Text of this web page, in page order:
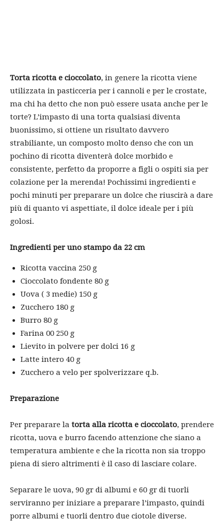
Torta ricotta e cioccolato, in genere la ricotta viene
utilizzata in pasticceria per i cannoli e per le crostate,
ma chi ha detto che non può essere usata anche per le
torte? L’impasto di una torta qualsiasi diventa
buonissimo, si ottiene un risultato davvero
strabiliante, un composto molto denso che con un
pochino di ricotta diventerà dolce morbido e
consistente, perfetto da proporre a figli o ospiti sia per
colazione per la merenda! Pochissimi ingredienti e
pochi minuti per preparare un dolce che riuscirà a dare
più di quanto vi aspettiate, il dolce ideale per i più
golosi.
Ingredienti per uno stampo da 22 cm
Ricotta vaccina 250 g
Cioccolato fondente 80 g
Uova ( 3 medie) 150 g
Zucchero 180 g
Burro 80 g
Farina 00 250 g
Lievito in polvere per dolci 16 g
Latte intero 40 g
Zucchero a velo per spolverizzare q.b.
Preparazione
Per preparare la torta alla ricotta e cioccolato, prendere
ricotta, uova e burro facendo attenzione che siano a
temperatura ambiente e che la ricotta non sia troppo
piena di siero altrimenti è il caso di lasciare colare.
Separare le uova, 90 gr di albumi e 60 gr di tuorli
serviranno per iniziare a preparare l’impasto, quindi
porre albumi e tuorli dentro due ciotole diverse.